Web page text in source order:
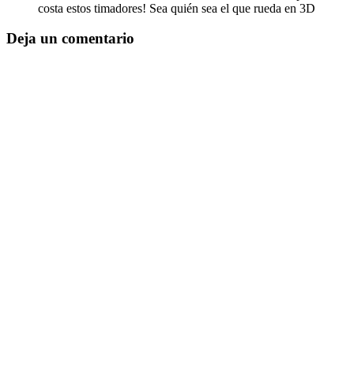
costa estos timadores! Sea quién sea el que rueda en 3D
Deja un comentario